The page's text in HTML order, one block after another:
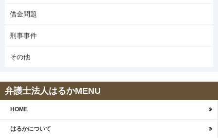
借金問題
刑事事件
その他
弁護士法人はるかMENU
HOME
はるかについて